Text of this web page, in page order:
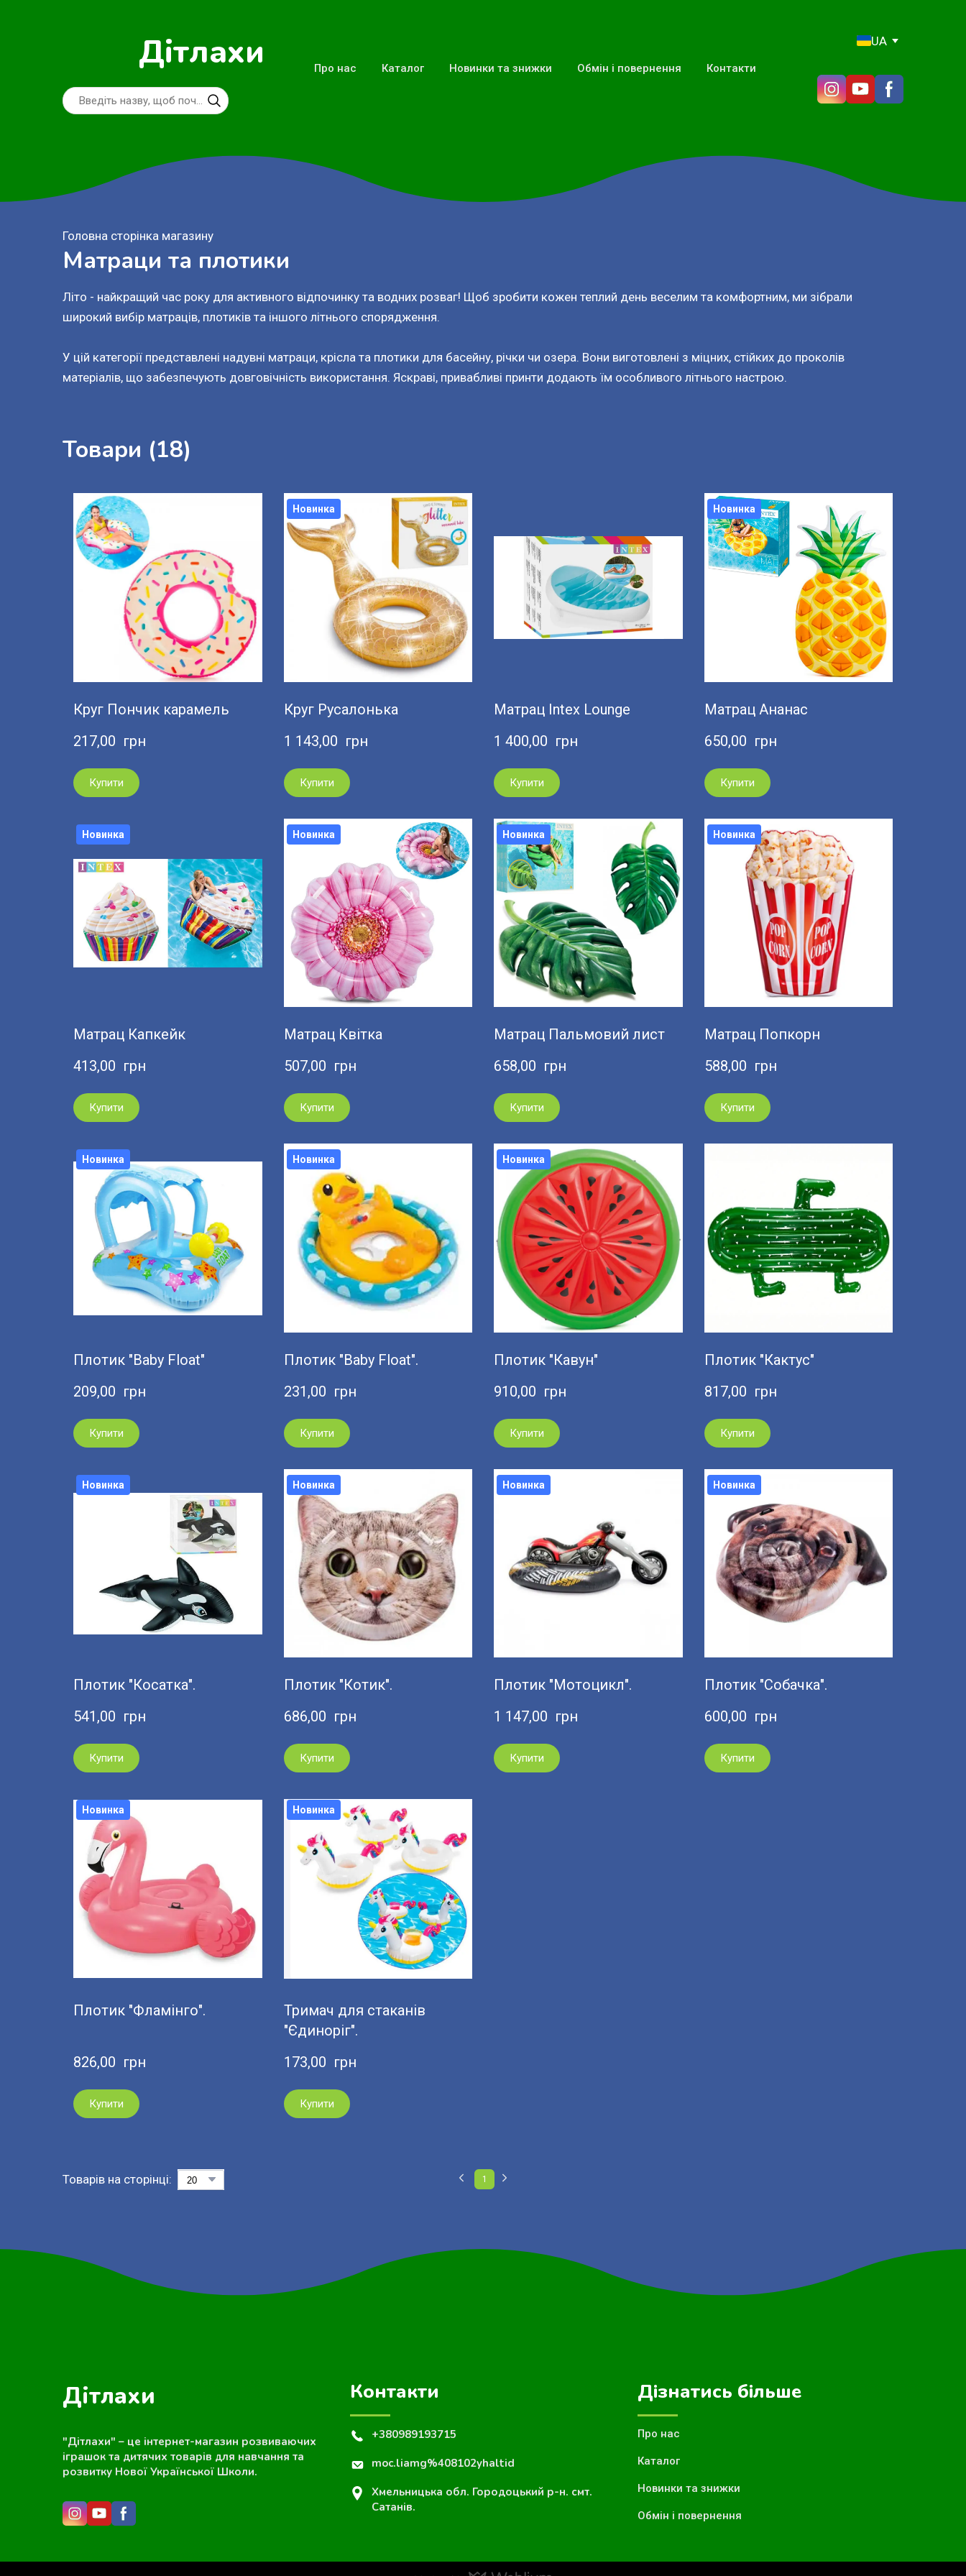
Дітлахи Про нас Каталог Новинки та знижки Обмін і повернення Контакти
UA
Головна сторінка магазину
Матраци та плотики
Літо - найкращий час року для активного відпочинку та водних розваг! Щоб зробити кожен теплий день веселим та комфортним, ми зібрали
широкий вибір матраців, плотиків та іншого літнього спорядження.
У цій категорії представлені надувні матраци, крісла та плотики для басейну, річки чи озера. Вони виготовлені з міцних, стійких до проколів
матеріалів, що забезпечують довговічність використання. Яскраві, привабливі принти додають їм особливого літнього настрою.
Товари (18)
Круг Пончик карамель
217,00  грн
Купити
Новинка
Круг Русалонька
1 143,00  грн
Купити
Матрац Intex Lounge
1 400,00  грн
Купити
Новинка
Матрац Ананас
650,00  грн
Купити
Новинка
Матрац Капкейк
413,00  грн
Купити
Новинка
Матрац Квітка
507,00  грн
Купити
Новинка
Матрац Пальмовий лист
658,00  грн
Купити
Новинка
Матрац Попкорн
588,00  грн
Купити
Новинка
Плотик "Baby Float"
209,00  грн
Купити
Новинка
Плотик "Baby Float".
231,00  грн
Купити
Новинка
Плотик "Кавун"
910,00  грн
Купити
Плотик "Кактус"
817,00  грн
Купити
Новинка
Плотик "Косатка".
541,00  грн
Купити
Новинка
Плотик "Котик".
686,00  грн
Купити
Новинка
Плотик "Мотоцикл".
1 147,00  грн
Купити
Новинка
Плотик "Собачка".
600,00  грн
Купити
Новинка
Плотик "Фламінго".
826,00  грн
Купити
Новинка
Тримач для стаканів
"Єдиноріг".
173,00  грн
Купити
Товарів на сторінці: 1
Дітлахи
"Дітлахи" – це інтернет-магазин розвиваючих
іграшок та дитячих товарів для навчання та
розвитку Нової Української Школи.
Контакти
+380989193715
moc.liamg%408102yhaltid
Хмельницька обл. Городоцький р-н. смт.
Сатанів.
Дізнатись більше
Про нас
Каталог
Новинки та знижки
Обмін і повернення